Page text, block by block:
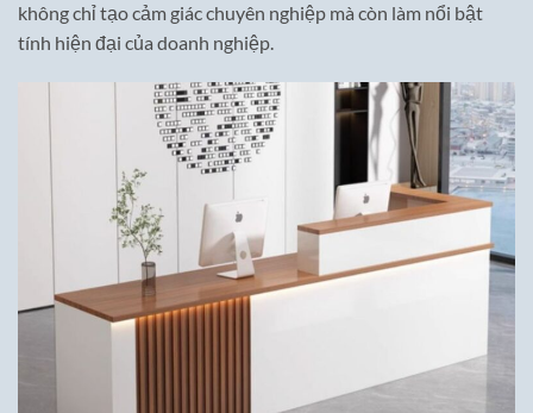
không chỉ tạo cảm giác chuyên nghiệp mà còn làm nổi bật
tính hiện đại của doanh nghiệp.